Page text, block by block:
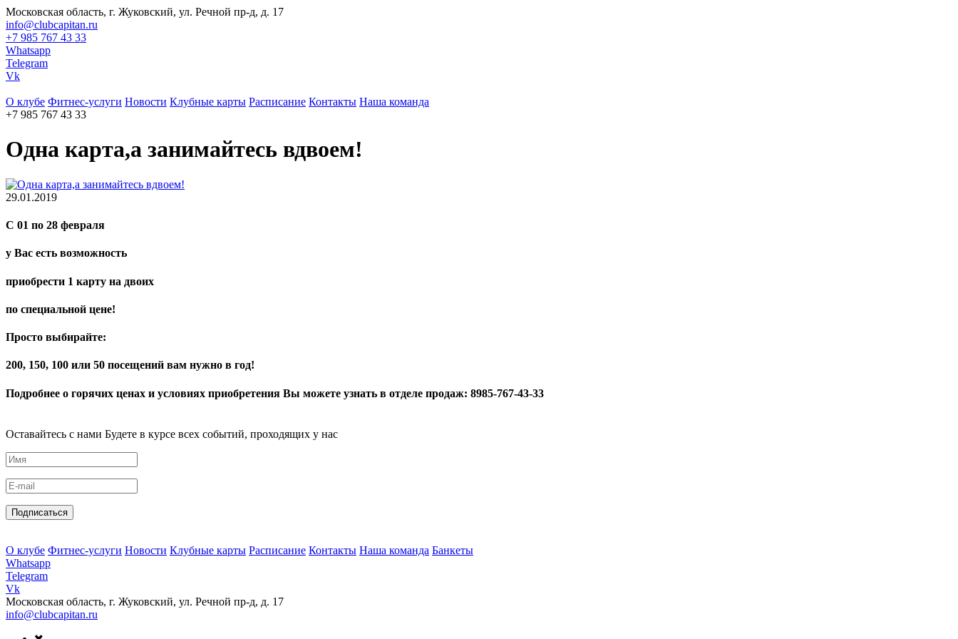
Московская область, г. Жуковский, ул. Речной пр-д, д. 17
info@clubcapitan.ru
+7 985 767 43 33
Whatsapp
Telegram
Vk
О клубе Фитнес-услуги Новости Клубные карты Расписание Контакты Наша команда
+7 985 767 43 33
Одна карта,а занимайтесь вдвоем!
29.01.2019
С 01 по 28 февраля
у Вас есть возможность
приобрести 1 карту на двоих
по специальной цене!
Просто выбирайте:
200, 150, 100 или 50 посещений вам нужно в год!
Подробнее о горячих ценах и условиях приобретения Вы можете узнать в отделе продаж: 8985-767-43-33
Оставайтесь с нами Будете в курсе всех событий, проходящих у нас
Подписаться
О клубе Фитнес-услуги Новости Клубные карты Расписание Контакты Наша команда Банкеты
Whatsapp
Telegram
Vk
Московская область, г. Жуковский, ул. Речной пр-д, д. 17
info@clubcapitan.ru